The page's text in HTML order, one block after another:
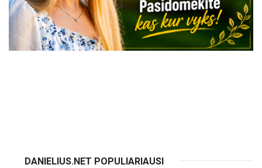
DANIELIUS.NET POPULIARIAUSI